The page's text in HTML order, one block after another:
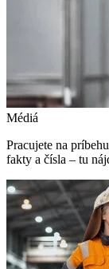
Médiá
Pracujete na
fakty a čísla – tu